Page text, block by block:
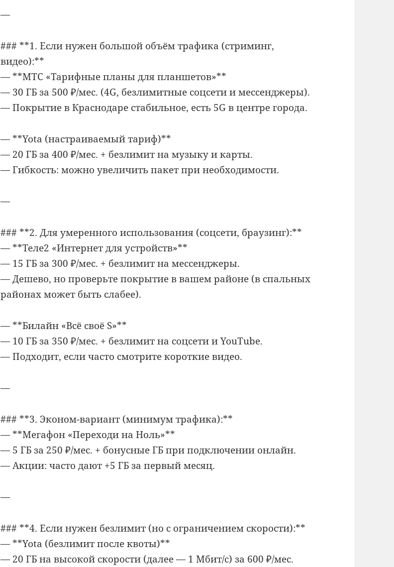
—
### **1. Если нужен большой объём трафика (стриминг,
видео):**
— **МТС «Тарифные планы для планшетов»**
— 30 ГБ за 500 ₽/мес. (4G, безлимитные соцсети и мессенджеры).
— Покрытие в Краснодаре стабильное, есть 5G в центре города.
— **Yota (настраиваемый тариф)**
— 20 ГБ за 400 ₽/мес. + безлимит на музыку и карты.
— Гибкость: можно увеличить пакет при необходимости.
—
### **2. Для умеренного использования (соцсети, браузинг):**
— **Теле2 «Интернет для устройств»**
— 15 ГБ за 300 ₽/мес. + безлимит на мессенджеры.
— Дешево, но проверьте покрытие в вашем районе (в спальных
районах может быть слабее).
— **Билайн «Всё своё S»**
— 10 ГБ за 350 ₽/мес. + безлимит на соцсети и YouTube.
— Подходит, если часто смотрите короткие видео.
—
### **3. Эконом-вариант (минимум трафика):**
— **Мегафон «Переходи на Ноль»**
— 5 ГБ за 250 ₽/мес. + бонусные ГБ при подключении онлайн.
— Акции: часто дают +5 ГБ за первый месяц.
—
### **4. Если нужен безлимит (но с ограничением скорости):**
— **Yota (безлимит после квоты)**
— 20 ГБ на высокой скорости (далее — 1 Мбит/с) за 600 ₽/мес.